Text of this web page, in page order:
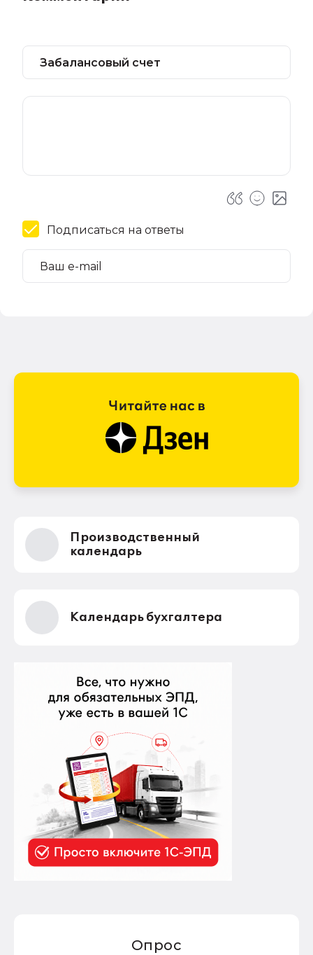
Подписаться на ответы
Производственный
календарь
Календарь бухгалтера
Опрос